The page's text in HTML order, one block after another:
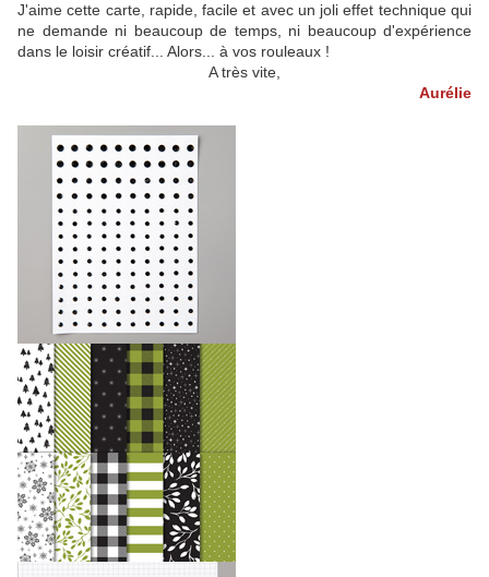
J'aime cette carte, rapide, facile et avec un joli effet technique qui
ne demande ni beaucoup de temps, ni beaucoup d'expérience
dans le loisir créatif... Alors... à vos rouleaux !
A très vite,
Aurélie